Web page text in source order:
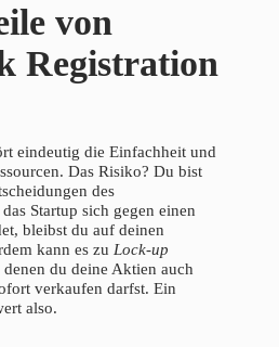
von
Registration
eindeutig die Einfachheit und
Das Risiko? Du bist
des
Startup sich gegen einen
bleibst du auf deinen
kann es zu Lock-up
du deine Aktien auch
verkaufen darfst. Ein
also.